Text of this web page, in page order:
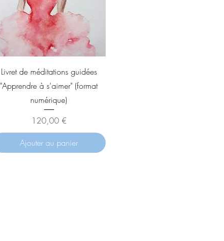
Aperçu rapide
Livret de méditations guidées
"Apprendre à s'aimer" (format
numérique)
Prix
120,00 €
Ajouter au panier